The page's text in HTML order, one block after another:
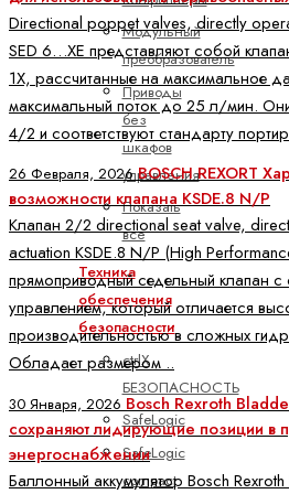
Модульный
преобразователь
Приводы
без
шкафов
управления
Показать
все
Техника
обеспечения
безопасности
ctrlX
БЕЗОПАСНОСТЬ
SafeLogic
SafeLogic
compact
Directional poppet valves, directly
SED 6…XE представляют собой
1X, рассчитанные на максимальное
максимальный поток до 25 л/мин.
4/2 и соответствуют стандарту
26 Февраля, 2026BOSCH REXORT
возможности клапана KSDE.8 N/P
Клапан 2/2 directional seat valve,
actuation KSDE.8 N/P (High
прямоприводный седельный клапан
управлением, который отличается
производительностью в сложных
Обладает размером ..
30 Января, 2026 Bosch Rexroth
сохраняют лидирующие позиции
энергоснабжении
Баллонный аккумулятор Bosch